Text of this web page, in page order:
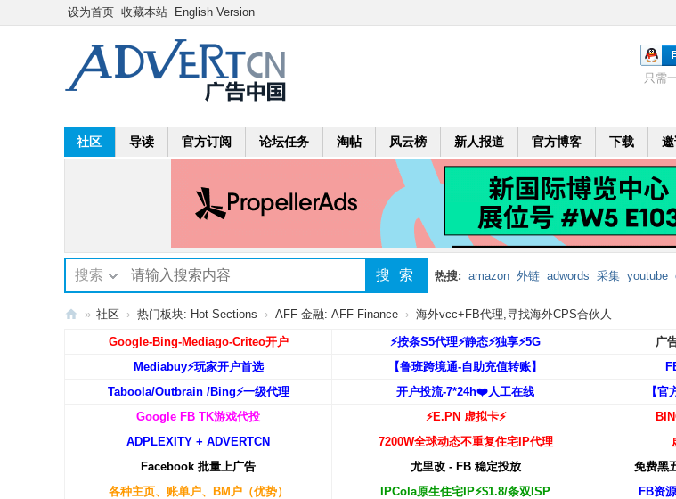
设为首页 收藏本站 English Version
只需
社区 导读 官方订阅 论坛任务 淘帖 风云榜 新人报道 官方博客 下载
搜索 搜索 热搜: amazon 外链 adwords 采集 youtube
mobi 二个月 leadbolt 代理
» 社区 › 热门板块: Hot Sections › AFF 金融: AFF Finance › 海外vcc+FB代理,寻找海外CPS合伙人
Google-Bing-Mediago-Criteo开户 ⚡️按条S5代理⚡️静态⚡️独享⚡️5G 广
Mediabuy⚡️玩家开户首选
【鲁班跨境通-自助充值转账】
Taboola/Outbrain /Bing⚡️一级代理
开户投流-7*24h❤️人工在线 【
Google FB TK游戏代投
⚡️E.PN 虚拟卡⚡️
ADPLEXITY + ADVERTCN
7200W全球动态不重复住宅IP代理
Facebook 批量上广告
尤里改 - FB 稳定投放 免费黑
各种主页、账单户、BM户（优势）
IPCola原生住宅IP⚡️$1.8/条双ISP FB资